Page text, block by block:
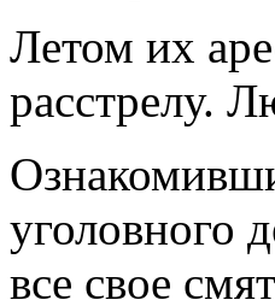
Летом их
расстрелу.
уголовного
все свое